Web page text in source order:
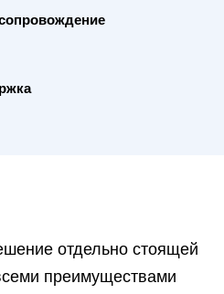
отдельно стоящей
преимуществами